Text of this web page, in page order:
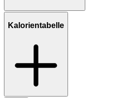
Kalorientabelle